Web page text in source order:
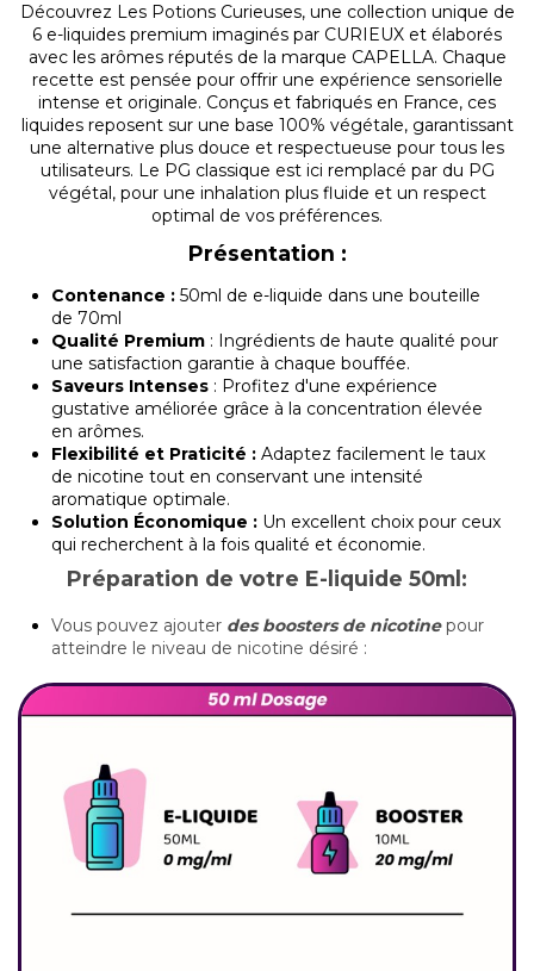
Découvrez Les Potions Curieuses, une collection unique de
6 e-liquides premium imaginés par CURIEUX et élaborés
avec les arômes réputés de la marque CAPELLA. Chaque
recette est pensée pour offrir une expérience sensorielle
intense et originale. Conçus et fabriqués en France, ces
liquides reposent sur une base 100% végétale, garantissant
une alternative plus douce et respectueuse pour tous les
utilisateurs. Le PG classique est ici remplacé par du PG
végétal, pour une inhalation plus fluide et un respect
optimal de vos préférences.
Présentation :
Contenance : 50ml de e-liquide dans une bouteille
de 70ml
Qualité Premium : Ingrédients de haute qualité pour
une satisfaction garantie à chaque bouffée.
Saveurs Intenses : Profitez d'une expérience
gustative améliorée grâce à la concentration élevée
en arômes.
Flexibilité et Praticité : Adaptez facilement le taux
de nicotine tout en conservant une intensité
aromatique optimale.
Solution Économique : Un excellent choix pour ceux
qui recherchent à la fois qualité et économie.
Préparation de votre E-liquide 50ml:
Vous pouvez ajouter des boosters de nicotinepour
atteindre le niveau de nicotine désiré :